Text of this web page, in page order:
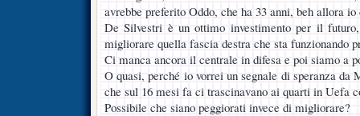
avrebbe preferito Oddo, che ha 33 anni, beh allora io
De Silvestri è un ottimo investimento per il
migliorare quella fascia destra che sta funzionando
Ci manca ancora il centrale in difesa e poi siamo a
O quasi, perché io vorrei un segnale di speranza da
che sul 16 mesi fa ci trascinavano ai quarti in Uefa
Possibile che siano peggiorati invece di migliorare?